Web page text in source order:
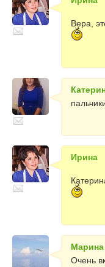
Вера,
Ирина
Марина
Очень